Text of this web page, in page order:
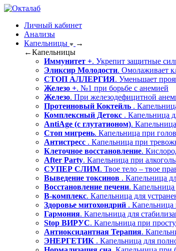
Личный кабинет
Анализы
Капельницы
→
←Капельницы
Иммунитет +. Укрепит защитные
Эликсир Молодости. Омолаживает
СТОП АЛЛЕРГИЯ. Уменьшает
Железо +. №1 при борьбе с анемией
Железо. При железодефицитной
Протеиновый Коктейль .
Комплексный Детокс . Капельница
AntiAge (с глутатионом).
Стоп мигрень. Капельница при
Антистресс . Капельница при
Клеточное восстановление.
After Party. Капельница при
СУПЕР СЛИМ. Твое тело – твое
Выведение токсинов . Капельница
Восстановление печени. Капельница
В-комплекс. Капельница для
Здоровье митохондрий . Капельница
Гармония. Капельница для
Stop ВИРУС. Капельница при
Антиоксидантная Терапия.
ЭНЕРГЕТИК . Капельница для